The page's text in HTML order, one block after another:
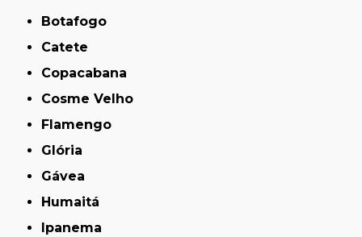
Botafogo
Catete
Copacabana
Cosme Velho
Flamengo
Glória
Gávea
Humaitá
Ipanema